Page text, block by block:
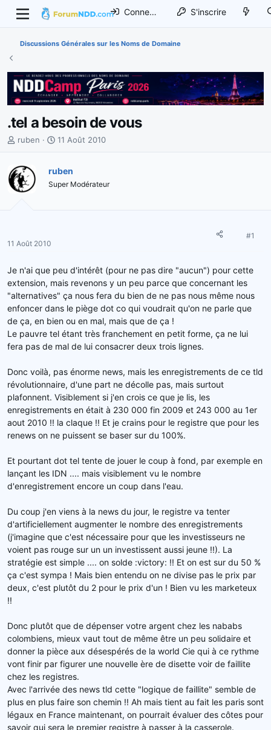
Connexion S'inscrire
Discussions Générales sur les Noms de Domaine
.tel a besoin de vous
I
t
i
r
e
l
a
d
i
s
c
s
s
ruben
D
e
d
11 Août 2010
ruben
Super Modérateur
11 Août 2010
#1
Je n'ai que peu d'intérêt (pour ne pas dire "aucun") pour cette
extension, mais revenons y un peu parce que concernant les
"alternatives" ça nous fera du bien de ne pas nous même nous
enfoncer dans le piège dot co qui voudrait qu'on ne parle que
de ça, en bien ou en mal, mais que de ça !
Le pauvre tel étant très franchement en petit forme, ça ne lui
fera pas de mal de lui consacrer deux trois lignes.
Donc voilà, pas énorme news, mais les enregistrements de ce tld
révolutionnaire, d'une part ne décolle pas, mais surtout
plafonnent. Visiblement si j'en crois ce que je lis, les
enregistrements en était à 230 000 fin 2009 et 243 000 au 1er
aout 2010 !! la claque !! Et je crains pour le registre que pour les
renews on ne puissent se baser sur du 100%.
Et pourtant dot tel tente de jouer le coup à fond, par exemple en
lançant les IDN .... mais visiblement vu le nombre
d'enregistrement encore un coup dans l'eau.
Du coup j'en viens à la news du jour, le registre va tenter
d'artificiellement augmenter le nombre des enregistrements
(j'imagine que c'est nécessaire pour que les investisseurs ne
voient pas rouge sur un un investissent aussi jeune !!). La
stratégie est simple .... on solde :victory: !! Et on est sur du 50 %
ça c'est sympa ! Mais bien entendu on ne divise pas le prix par
deux, c'est plutôt du 2 pour le prix d'un ! Bien vu les marketeux
!!
Donc plutôt que de dépenser votre argent chez les nababs
colombiens, mieux vaut tout de même être un peu solidaire et
donner la pièce aux désespérés de la world Cie qui à ce rythme
vont finir par figurer une nouvelle ère de disette voir de faillite
chez les registres.
Avec l'arrivée des news tld cette "logique de faillite" semble de
plus en plus faire son chemin !! Ah mais tient au fait les paris sont
légaux en France maintenant, on pourrait évaluer des côtes pour
savoir qui sera le premier registre à passer à la casserole.